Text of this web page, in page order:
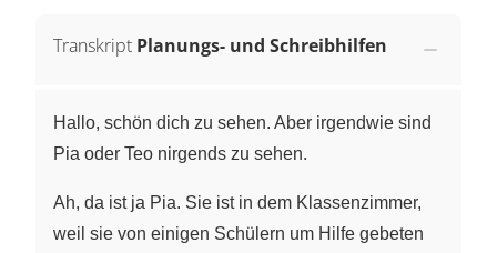
Transkript Planungs- und Schreibhilfen
Hallo, schön dich zu sehen. Aber irgendwie sind
Pia oder Teo nirgends zu sehen.
Ah, da ist ja Pia. Sie ist in dem Klassenzimmer,
weil sie von einigen Schülern um Hilfe gebeten